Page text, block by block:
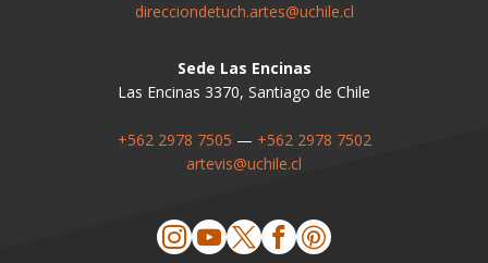
direcciondetuch.artes@uchile.cl
Sede Las Encinas
Las Encinas 3370, Santiago de Chile
+562 2978 7505 — +562 2978 7502
artevis@uchile.cl